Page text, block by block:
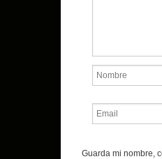
Guarda mi nombre,